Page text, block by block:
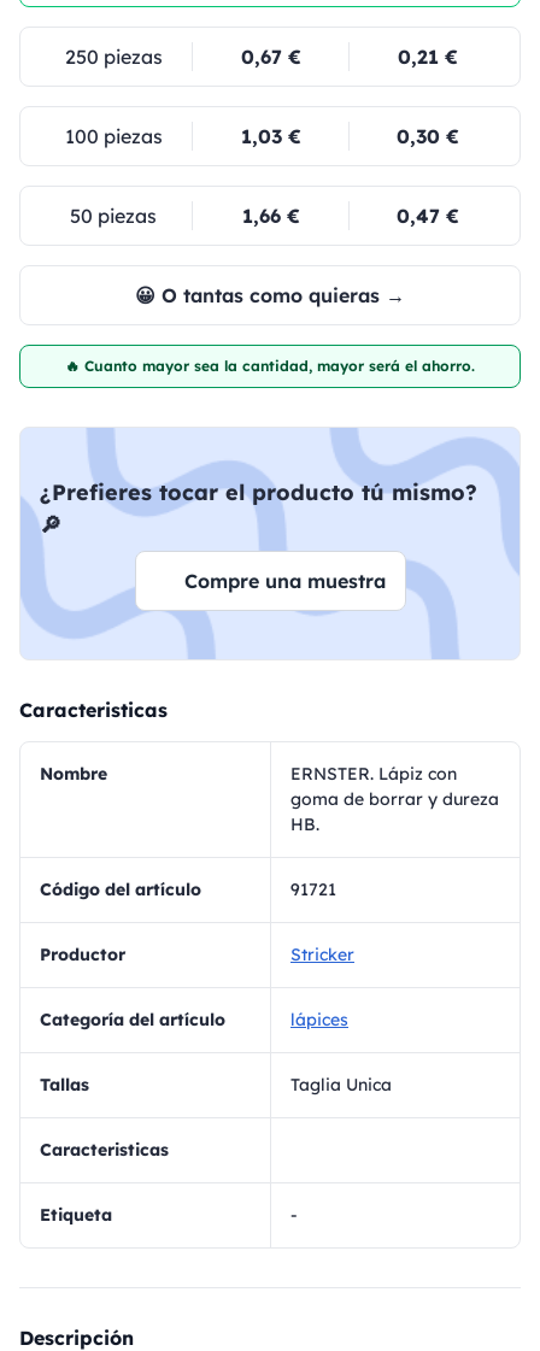
250 piezas 0,67 € 0,21 €
100 piezas 1,03 € 0,30 €
50 piezas 1,66 € 0,47 €
😀 O tantas como quieras →
🔥 Cuanto mayor sea la cantidad, mayor será el ahorro.
¿Prefieres tocar el producto tú mismo?
🔎
Compre una muestra
Caracteristicas
Nombre
ERNSTER. Lápiz con
goma de borrar y dureza
HB.
Código del artículo 91721
Productor Stricker
Categoría del artículo lápices
Tallas Taglia Unica
Caracteristicas
Etiqueta -
Descripción